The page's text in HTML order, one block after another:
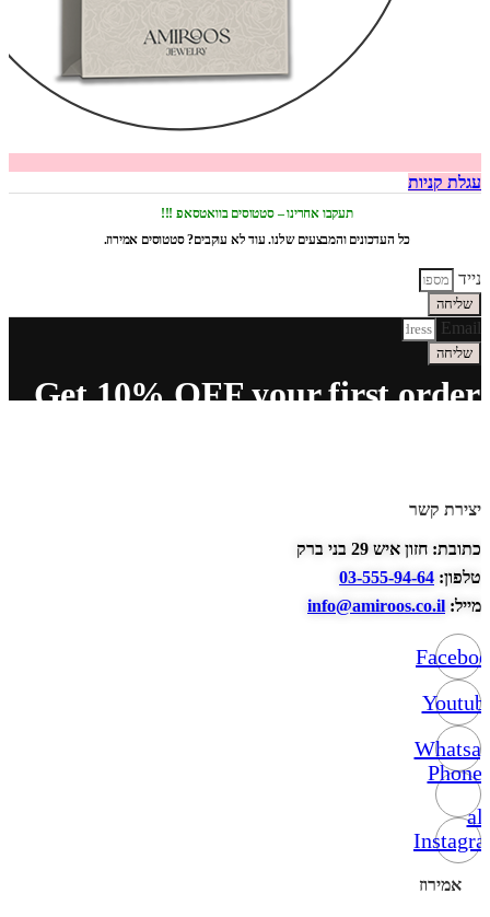
עגלת קניות
תעקבו אחרינו – סטטוסים בוואטסאפ !!!
כל העדכונים והמבצעים שלנו. עוד לא עוקבים? סטטוסים אמירוז.
נייד
שליחה
Email
שליחה
Get 10% OFF your first order
יצירת קשר
כתובת: חזון איש 29 בני ברק
טלפון: 03-555-94-64
מייל: info@amiroos.co.il
Phone-
alt
אמירוז